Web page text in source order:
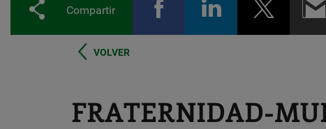
Compartir
VOLVER
FRATERNIDAD-